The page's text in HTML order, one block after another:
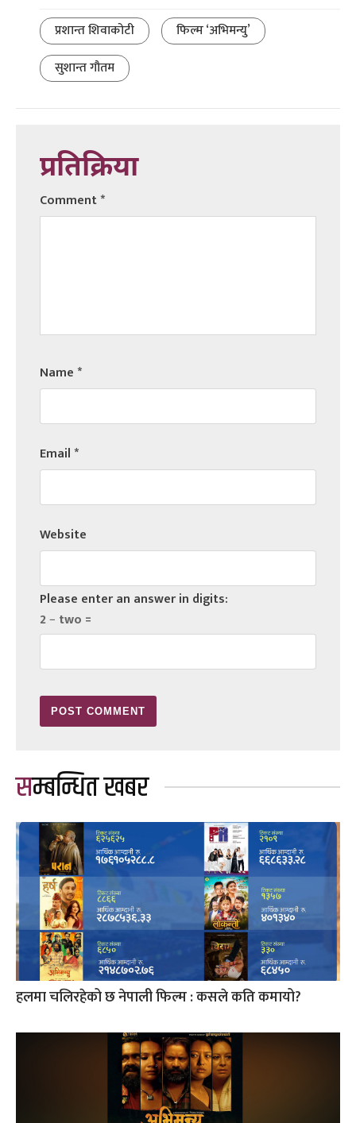
प्रशान्त शिवाकोटी
फिल्म ‘अभिमन्यु’
सुशान्त गौतम
प्रतिक्रिया
Comment*
Name*
Email*
Website
Please enter an answer in digits:
2 − two =
सम्बन्धित खबर
हलमा चलिरहेको छ नेपाली फिल्म : कसले कति कमायो?